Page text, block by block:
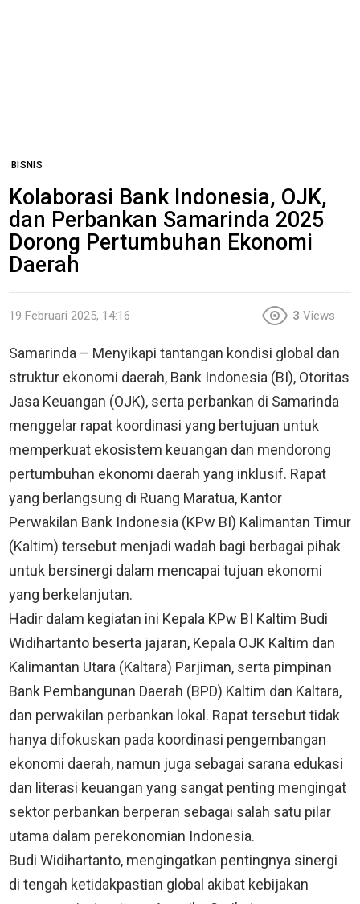
BISNIS
Kolaborasi Bank Indonesia, OJK,
dan Perbankan Samarinda 2025
Dorong Pertumbuhan Ekonomi
Daerah
19 Februari 2025, 14:16 3 Views
Samarinda – Menyikapi tantangan kondisi global dan
struktur ekonomi daerah, Bank Indonesia (BI), Otoritas
Jasa Keuangan (OJK), serta perbankan di Samarinda
menggelar rapat koordinasi yang bertujuan untuk
memperkuat ekosistem keuangan dan mendorong
pertumbuhan ekonomi daerah yang inklusif. Rapat
yang berlangsung di Ruang Maratua, Kantor
Perwakilan Bank Indonesia (KPw BI) Kalimantan Timur
(Kaltim) tersebut menjadi wadah bagi berbagai pihak
untuk bersinergi dalam mencapai tujuan ekonomi
yang berkelanjutan.
Hadir dalam kegiatan ini Kepala KPw BI Kaltim Budi
Widihartanto beserta jajaran, Kepala OJK Kaltim dan
Kalimantan Utara (Kaltara) Parjiman, serta pimpinan
Bank Pembangunan Daerah (BPD) Kaltim dan Kaltara,
dan perwakilan perbankan lokal. Rapat tersebut tidak
hanya difokuskan pada koordinasi pengembangan
ekonomi daerah, namun juga sebagai sarana edukasi
dan literasi keuangan yang sangat penting mengingat
sektor perbankan berperan sebagai salah satu pilar
utama dalam perekonomian Indonesia.
Budi Widihartanto, mengingatkan pentingnya sinergi
di tengah ketidakpastian global akibat kebijakan